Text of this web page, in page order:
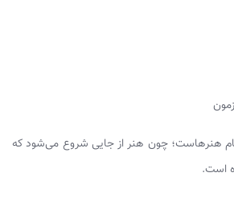
هنرهاست؛ چون هنر از جایی شروع می‌شود که
است.